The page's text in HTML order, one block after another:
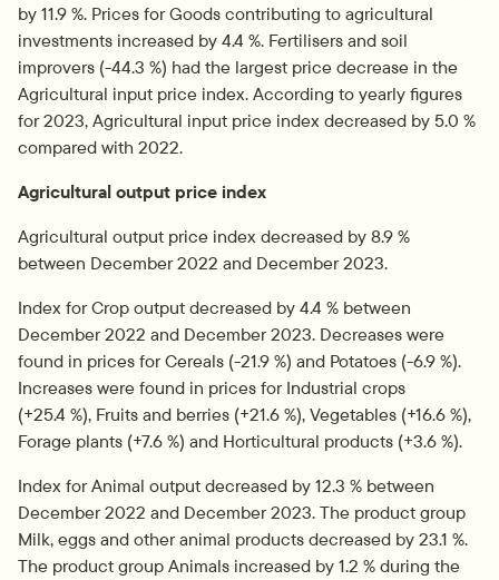
by 11.9 %. Prices for Goods contributing to agricultural
investments increased by 4.4 %. Fertilisers and soil
improvers (-44.3 %) had the largest price decrease in the
Agricultural input price index. According to yearly figures
for 2023, Agricultural input price index decreased by 5.0 %
compared with 2022.
Agricultural output price index
Agricultural output price index decreased by 8.9 %
between December 2022 and December 2023.
Index for Crop output decreased by 4.4 % between
December 2022 and December 2023. Decreases were
found in prices for Cereals (-21.9 %) and Potatoes (-6.9 %).
Increases were found in prices for Industrial crops
(+25.4 %), Fruits and berries (+21.6 %), Vegetables (+16.6 %),
Forage plants (+7.6 %) and Horticultural products (+3.6 %).
Index for Animal output decreased by 12.3 % between
December 2022 and December 2023. The product group
Milk, eggs and other animal products decreased by 23.1 %.
The product group Animals increased by 1.2 % during the